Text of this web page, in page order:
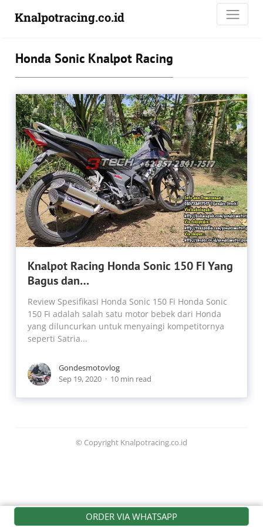
Knalpotracing.co.id
Honda Sonic Knalpot Racing
Knalpot Racing Honda Sonic 150 FI Yang
Bagus dan…
Review Spesifikasi Honda Sonic 150 Fi Honda Sonic
150 Fi adalah salah satu motor bebek dari Honda
yang diluncurkan untuk menyaingi kompetitornya
seperti Satria...
Gondesmotovlog
Sep 19, 2020
10 min read
ORDER VIA WHATSAPP
© Copyright Knalpotracing.co.id